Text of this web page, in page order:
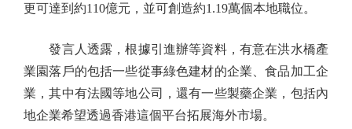
更可達到約110億元，並可創造約1.19萬個本地職位。
發言人透露，根據引進辦等資料，有意在洪水橋產
業園落戶的包括一些從事綠色建材的企業、食品加工企
業，其中有法國等地公司，還有一些製藥企業，包括內
地企業希望透過香港這個平台拓展海外市場。